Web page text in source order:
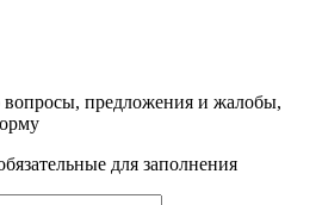
вопросы, предложения и жалобы,
для заполнения